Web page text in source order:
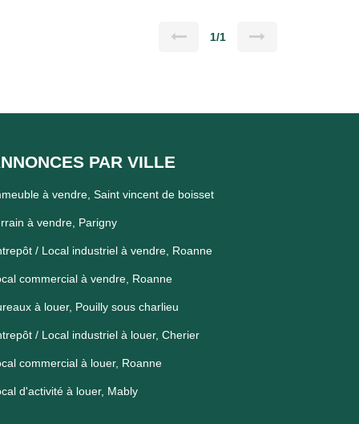
1/1
PAR VILLE
à vendre, Saint vincent de boisset
à vendre, Parigny
/ Local industriel à vendre, Roanne
commercial à vendre, Roanne
à louer, Pouilly sous charlieu
/ Local industriel à louer, Cherier
commercial à louer, Roanne
d'activité à louer, Mably